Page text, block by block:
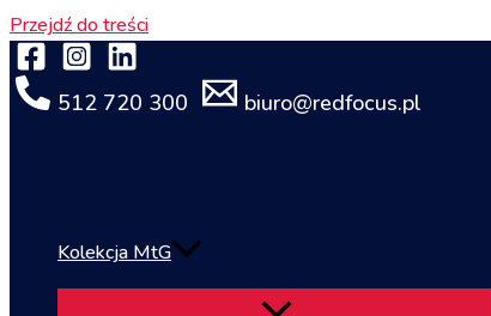
Przejdź do treści
512 720 300 biuro@redfocus.pl
Kolekcja MtG